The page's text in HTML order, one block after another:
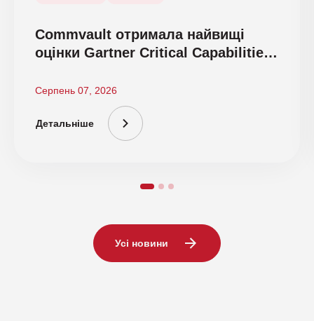
Commvault отримала найвищі
оцінки Gartner Critical Capabilities
Серпень 07, 2026
Детальніше
Усі новини